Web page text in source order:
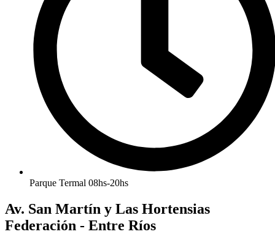
Parque Termal 08hs-20hs
Av. San Martín y Las Hortensias
Federación - Entre Ríos